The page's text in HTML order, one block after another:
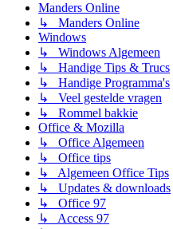
Manders Online
↳ Manders Online
Windows
↳ Windows Algemeen
↳ Handige Tips & Trucs
↳ Handige Programma's
↳ Veel gestelde vragen
↳ Rommel bakkie
Office & Mozilla
↳ Office Algemeen
↳ Office tips
↳ Algemeen Office Tips
↳ Updates & downloads
↳ Office 97
↳ Access 97